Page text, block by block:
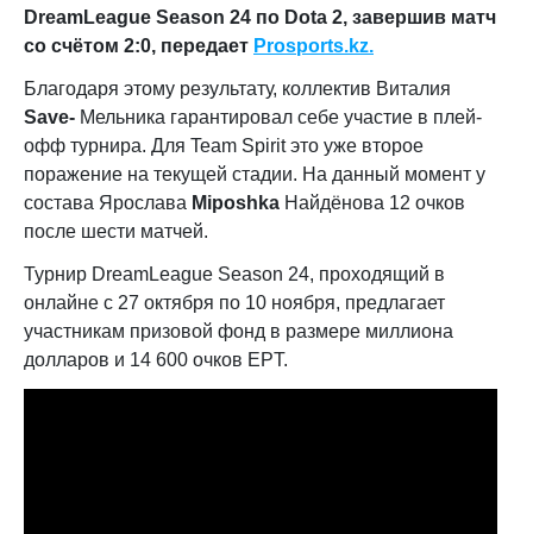
DreamLeague Season 24 по Dota 2, завершив матч
со счётом 2:0, передает Prosports.kz.
Благодаря этому результату, коллектив Виталия
Save- Мельника гарантировал себе участие в плей-
офф турнира. Для Team Spirit это уже второе
поражение на текущей стадии. На данный момент у
состава Ярослава Miposhka Найдёнова 12 очков
после шести матчей.
Турнир DreamLeague Season 24, проходящий в
онлайне с 27 октября по 10 ноября, предлагает
участникам призовой фонд в размере миллиона
долларов и 14 600 очков EPT.